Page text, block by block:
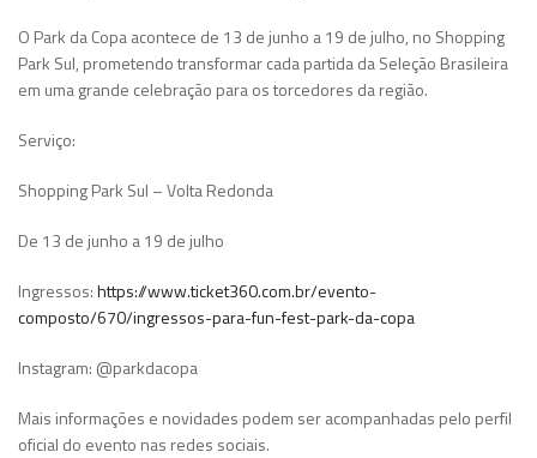
O Park da Copa acontece de 13 de junho a 19 de julho, no Shopping
Park Sul, prometendo transformar cada partida da Seleção Brasileira
em uma grande celebração para os torcedores da região.
Serviço:
Shopping Park Sul – Volta Redonda
De 13 de junho a 19 de julho
Ingressos:https://www.ticket360.com.br/evento-
composto/670/ingressos-para-fun-fest-park-da-copa
Instagram: @parkdacopa
Mais informações e novidades podem ser acompanhadas pelo perfil
oficial do evento nas redes sociais.